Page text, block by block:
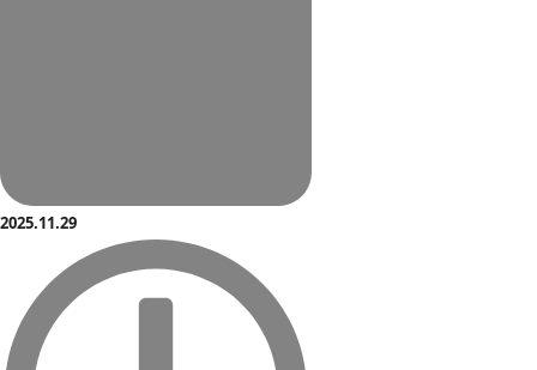
2025.11.29